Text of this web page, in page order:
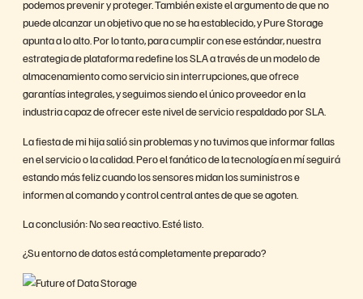
podemos prevenir y proteger. También existe el argumento de que no
puede alcanzar un objetivo que no se ha establecido, y Pure Storage
apunta a lo alto. Por lo tanto, para cumplir con ese estándar, nuestra
estrategia de plataforma redefine los SLA a través de un modelo de
almacenamiento como servicio sin interrupciones, que ofrece
garantías integrales, y seguimos siendo el único proveedor en la
industria capaz de ofrecer este nivel de servicio respaldado por SLA.
La fiesta de mi hija salió sin problemas y no tuvimos que informar fallas
en el servicio o la calidad. Pero el fanático de la tecnología en mí seguirá
estando más feliz cuando los sensores midan los suministros e
informen al comando y control central antes de que se agoten.
La conclusión: No sea reactivo. Esté listo.
¿Su entorno de datos está completamente preparado?